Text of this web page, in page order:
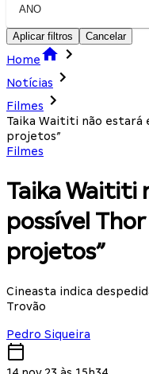
ANO
Aplicar filtros Cancelar
Home
Notícias
Filmes
Taika Waititi não estará
projetos”
Filmes
Taika Waititi
possível
projetos”
Cineasta indica
Trovão
Pedro Siqueira